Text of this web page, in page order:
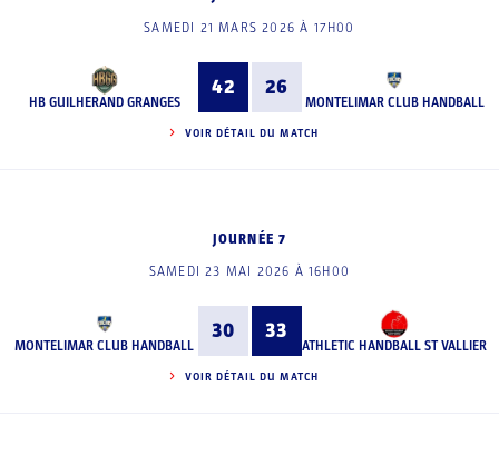
SAMEDI 21 MARS 2026 À 17H00
HB GUILHERAND GRANGES
42 26
MONTELIMAR CLUB HANDBALL
VOIR DÉTAIL DU MATCH
JOURNÉE 7
SAMEDI 23 MAI 2026 À 16H00
MONTELIMAR CLUB HANDBALL
30 33
ATHLETIC HANDBALL ST VALLIER
VOIR DÉTAIL DU MATCH